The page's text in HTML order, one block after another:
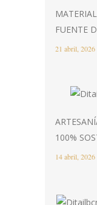
FUENTE
21 abril, 2026
100%
14 abril, 2026